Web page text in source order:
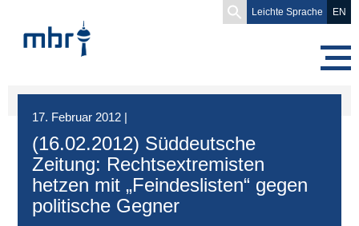
Search
for:
Leichte Sprache EN
17. Februar 2012 |
(16.02.2012) Süddeutsche
Zeitung: Rechtsextremisten
hetzen mit „Feindeslisten“ gegen
politische Gegner